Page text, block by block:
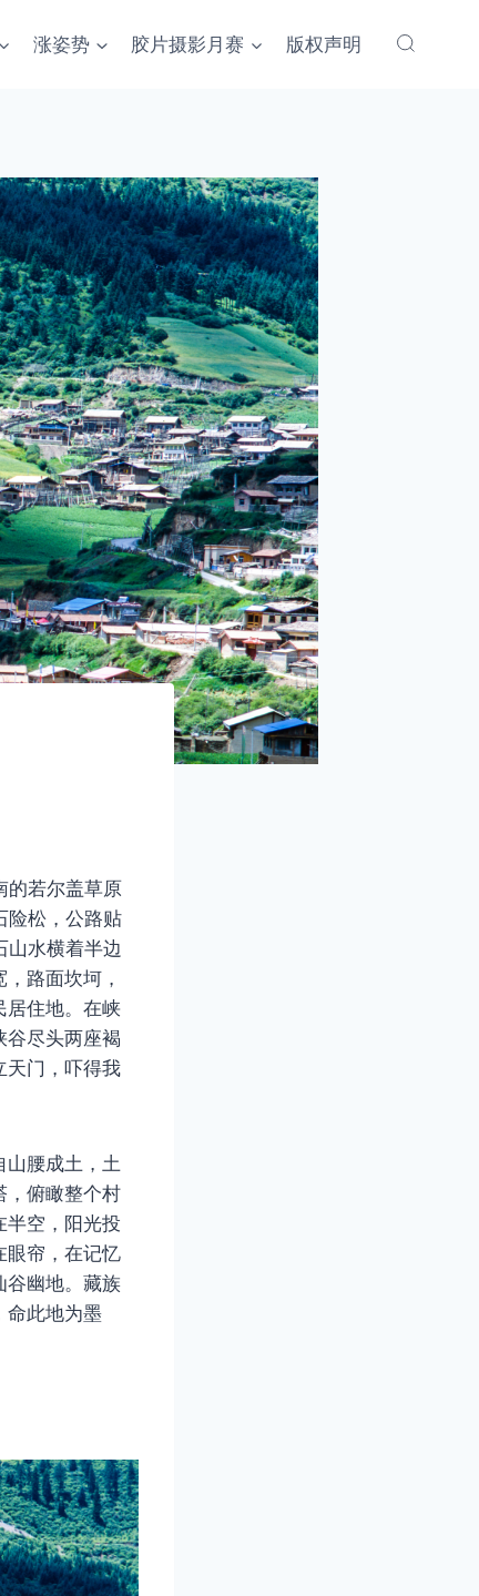
涨姿势 胶片摄影月赛 版权声明
的若尔盖草原
险松，公路贴
山水横着半边
路面坎坷，
居住地。在峡
谷尽头两座褐
天门，吓得我
腰成土，土
，俯瞰整个村
半空，阳光投
眼帘，在记忆
谷幽地。藏族
命此地为墨